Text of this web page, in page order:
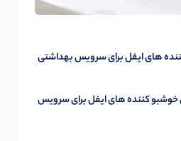
های ایفل برای سرویس بهداشتی
خوشبو کننده های ایفل برای سرویس